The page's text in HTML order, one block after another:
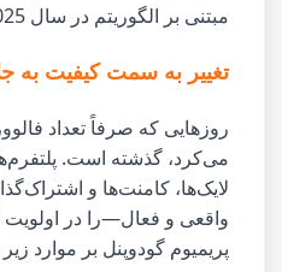
مبتنی بر الگوریتم در سال 2025.
تغییر به سمت کیفیت به
روزهایی که صرفاً تعداد
می‌کرد، گذشته است.
لایک‌ها، کامنت‌ها و
واقعی و فعال—را در اولویت
پریمیوم گودوپنل بر موارد